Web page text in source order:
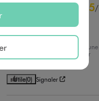
5/
Très jolies
, suite à une
par
Aurelie R.
Utile(0) Signaler